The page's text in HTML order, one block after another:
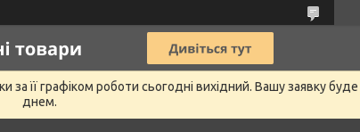
її графіком роботи сьогодні вихідний. Вашу заявку
днем.